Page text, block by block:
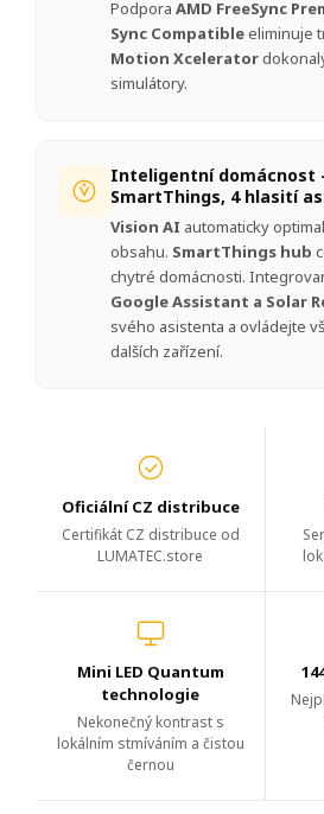
Podpora AMD FreeSync
Sync Compatibleeliminuje
Motion Xcelerator
simulátory.
Inteligentní domácnost
SmartThings, 4 hlasití
Vision AI automaticky
obsahu. SmartThings hub
chytré domácnosti.
Google Assistant a Solar
svého asistenta a ovládejte
dalších zařízení.
Oficiální CZ distribuce
Certifikát CZ distribuce od
LUMATEC.store
Mini LED Quantum
technologie
Nekonečný kontrast s
lokálním stmíváním a čistou
černou